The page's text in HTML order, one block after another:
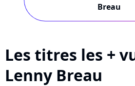
Breau
Les titres les +
Lenny Breau